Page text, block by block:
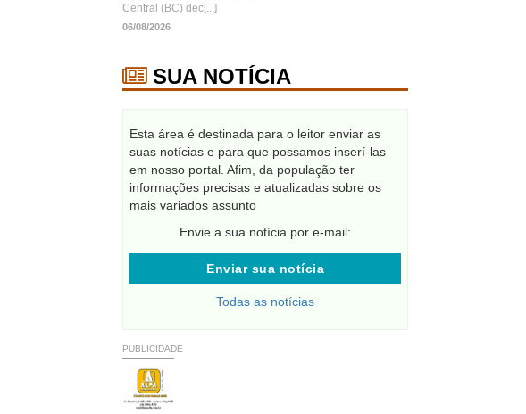
Central (BC) dec[...]
06/08/2026
SUA NOTÍCIA
Esta área é destinada para o leitor enviar as
suas notícias e para que possamos inserí-las
em nosso portal. Afim, da população ter
informações precisas e atualizadas sobre os
mais variados assunto
Envie a sua notícia por e-mail:
Enviar sua notícia
Todas as notícias
PUBLICIDADE